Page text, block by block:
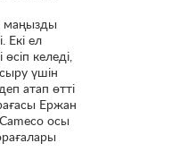
маңызды
Екі ел
келеді,
үшін
атап өтті
Ержан
осы